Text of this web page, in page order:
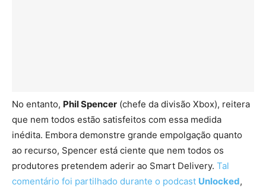
No entanto, Phil Spencer (chefe da divisão Xbox), reitera
que nem todos estão satisfeitos com essa medida
inédita. Embora demonstre grande empolgação quanto
ao recurso, Spencer está ciente que nem todos os
produtores pretendem aderir ao Smart Delivery. Tal
comentário foi partilhado durante o podcast Unlocked,